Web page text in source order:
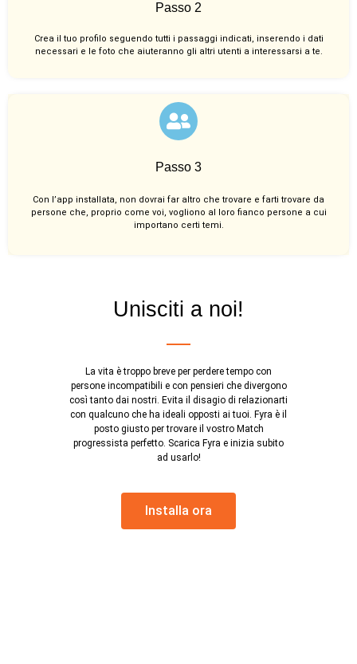
Passo 2
Crea il tuo profilo seguendo tutti i passaggi indicati, inserendo i dati
necessari e le foto che aiuteranno gli altri utenti a interessarsi a te.
Passo 3
Con l’app installata, non dovrai far altro che trovare e farti trovare da
persone che, proprio come voi, vogliono al loro fianco persone a cui
importano certi temi.
Unisciti a noi!
La vita è troppo breve per perdere tempo con
persone incompatibili e con pensieri che divergono
così tanto dai nostri. Evita il disagio di relazionarti
con qualcuno che ha ideali opposti ai tuoi. Fyra è il
posto giusto per trovare il vostro Match
progressista perfetto. Scarica Fyra e inizia subito
ad usarlo!
Installa ora